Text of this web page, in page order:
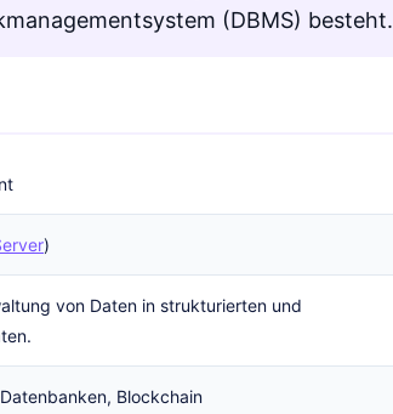
(DBMS) besteht.
)
von Daten in strukturierten und
Blockchain